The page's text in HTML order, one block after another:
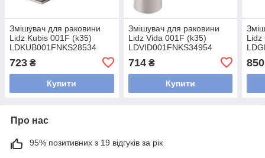
Змішувач для раковини
Lidz Kubis 001F (k35)
LDKUB001FNKS28534
723 ₴
Купити
Змішувач для раковини
Lidz Vida 001F (k35)
LDVID001FNKS34954
714₴
Купити
Lidz
850
Про нас
95% позитивних з 19 відгуків за рік